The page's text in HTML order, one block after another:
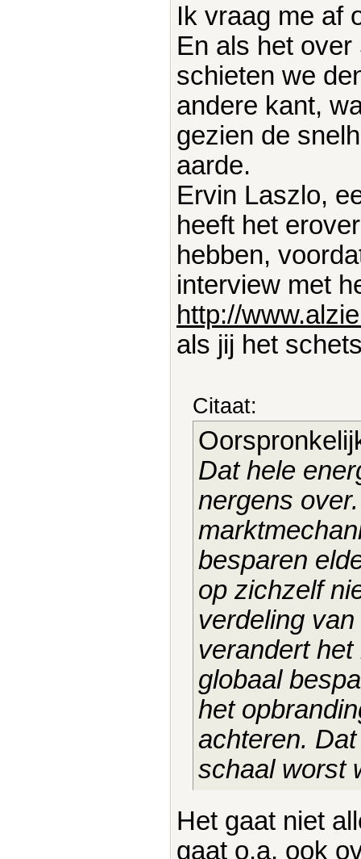
Ik vraag me af
En als het
schieten we
andere kant,
gezien de
aarde.
Ervin Laszlo,
heeft het
hebben,
interview met
http://
als jij het
Citaat:
Dat hele
nergens
besparen
op zichzelf
verdeling
verandert
globaal
het
achteren.
schaal worst
Het gaat niet
gaat o.a. ook